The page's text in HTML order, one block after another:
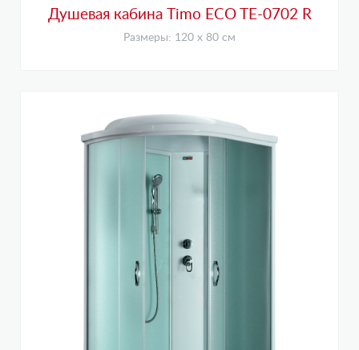
Душевая кабина Timo ECO TE-0702 R
Размеры: 120 х 80 см